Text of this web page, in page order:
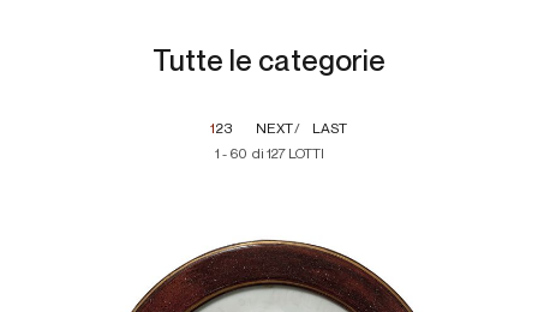
Tutte le categorie
1 - 60 di 127 LOTTI
123 NEXT LAST